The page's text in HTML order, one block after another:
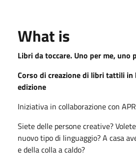
What is
Libri da toccare. Uno per me, uno
Corso di creazione di libri tattili in
edizione
Iniziativa in collaborazione con
Siete delle persone creative?
nuovo tipo di linguaggio? A casa
e della colla a caldo?